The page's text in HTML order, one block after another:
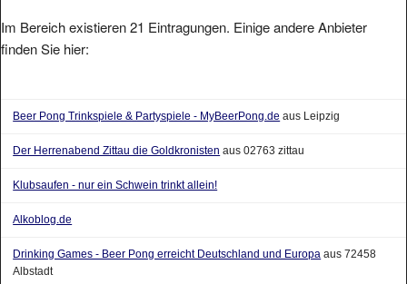
Im Bereich existieren 21 Eintragungen. Einige andere Anbieter
finden Sie hier:
Beer Pong Trinkspiele & Partyspiele - MyBeerPong.de aus Leipzig
Der Herrenabend Zittau die Goldkronisten aus 02763 zittau
Klubsaufen - nur ein Schwein trinkt allein!
Alkoblog.de
Drinking Games - Beer Pong erreicht Deutschland und Europa aus 72458
Albstadt